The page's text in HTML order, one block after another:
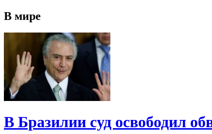
В мире
В Бразилии суд освободил